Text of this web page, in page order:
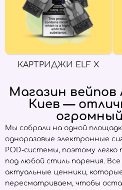
КАРТРИДЖИ ELF X
Магазин
Киев —
Мы собрали на одной
одноразовые электронные
POD-системы, поэтому
под любой стиль парения.
актуальные ценники,
пересматриваем, чтобы